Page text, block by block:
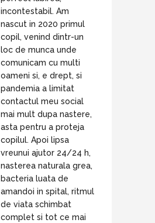
incontestabil. Am
nascut in 2020 primul
copil, venind dintr-un
loc de munca unde
comunicam cu multi
oameni si, e drept, si
pandemia a limitat
contactul meu social
mai mult dupa nastere,
asta pentru a proteja
copilul. Apoi lipsa
vreunui ajutor 24/24 h,
nasterea naturala grea,
bacteria luata de
amandoi in spital, ritmul
de viata schimbat
complet si tot ce mai